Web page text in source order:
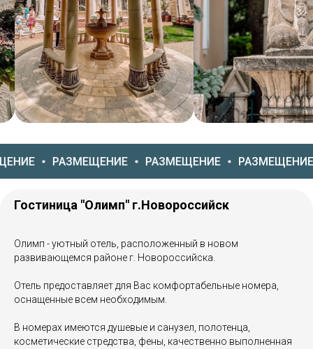
РАЗМЕЩЕНИЕ РАЗМЕЩЕНИЕ РАЗМЕЩЕНИЕ
Гостиница "Олимп" г.Новороссийск
Олимп - уютный отель, расположенный в новом
развивающемся районе г. Новороссийска.
Отель предоставляет для Вас комфортабельные номера,
оснащенные всем необходимым.
В номерах имеются душевые и санузел, полотенца,
косметические стредства, фены, качественно выполненная